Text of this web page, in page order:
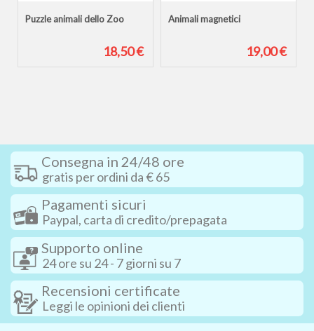
Puzzle animali dello Zoo
18,50 €
Animali magnetici
19,00 €
Consegna in 24/48 ore
gratis per ordini da € 65
Pagamenti sicuri
Paypal, carta di credito/prepagata
Supporto online
24 ore su 24 - 7 giorni su 7
Recensioni certificate
Leggi le opinioni dei clienti